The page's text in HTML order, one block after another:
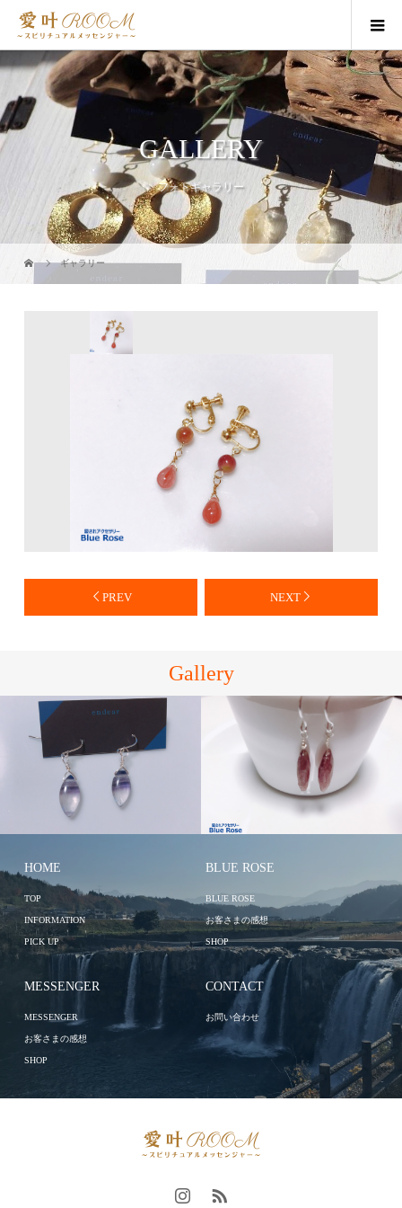
GALLERY
フォトギャラリー
ギャラリー
PREV NEXT
Gallery
HOME
TOP
INFORMATION
PICK UP
BLUE ROSE
BLUE ROSE
お客さまの感想
SHOP
MESSENGER
MESSENGER
お客さまの感想
SHOP
CONTACT
お問い合わせ